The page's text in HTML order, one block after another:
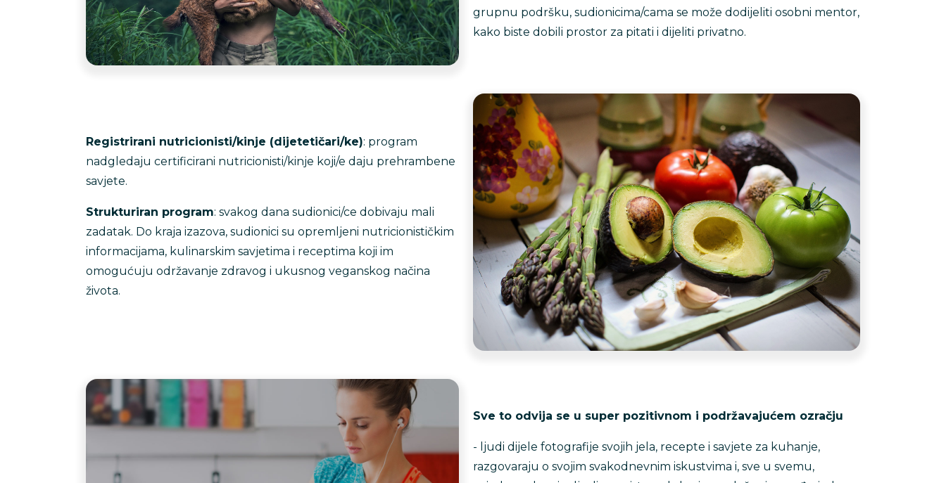
grupnu podršku, sudionicima/cama se može dodijeliti osobni mentor,
kako biste dobili prostor za pitati i dijeliti privatno.
Registrirani nutricionisti/kinje (dijetetičari/ke): program
nadgledaju certificirani nutricionisti/kinje koji/e daju prehrambene
savjete.
Strukturiran program: svakog dana sudionici/ce dobivaju mali
zadatak. Do kraja izazova, sudionici su opremljeni nutricionističkim
informacijama, kulinarskim savjetima i receptima koji im
omogućuju održavanje zdravog i ukusnog veganskog načina
života.
Sve to odvija se u super pozitivnom i podržavajućem ozračju
- ljudi dijele fotografije svojih jela, recepte i savjete za kuhanje,
razgovaraju o svojim svakodnevnim iskustvima i, sve u svemu,